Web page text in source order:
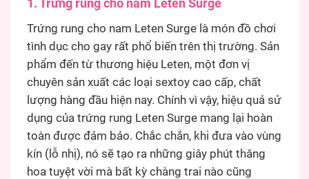
1. Trứng rung cho nam Leten Surge
Trứng rung cho nam Leten Surge là món đồ chơi
tình dục cho gay rất phổ biến trên thị trường. Sản
phẩm đến từ thương hiệu Leten, một đơn vị
chuyên sản xuất các loại sextoy cao cấp, chất
lượng hàng đầu hiện nay. Chính vì vậy, hiệu quả sử
dụng của trứng rung Leten Surge mang lại hoàn
toàn được đảm bảo. Chắc chắn, khi đưa vào vùng
kín (lỗ nhị), nó sẽ tạo ra những giây phút thăng
hoa tuyệt vời mà bất kỳ chàng trai nào cũng